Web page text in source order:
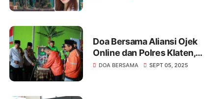
Doa Bersama Aliansi Ojek
Online dan Polres Klaten,
Wujud Empati dan
DOA BERSAMA SEPT 05, 2025